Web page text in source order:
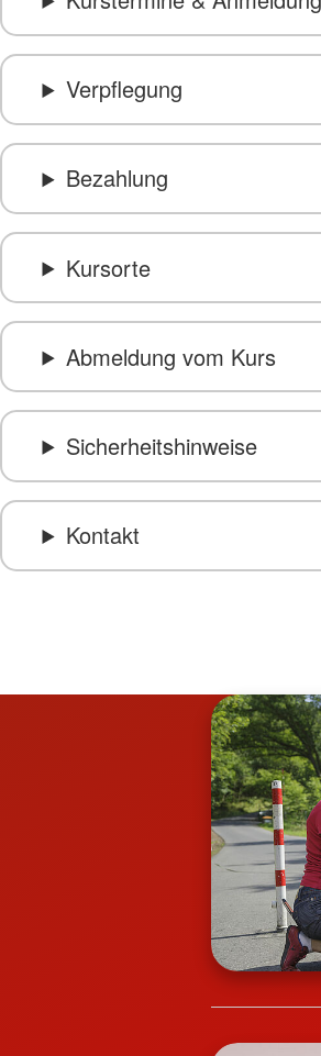
Verpflegung
Bezahlung
Kursorte
Abmeldung vom Kurs
Sicherheitshinweise
Kontakt